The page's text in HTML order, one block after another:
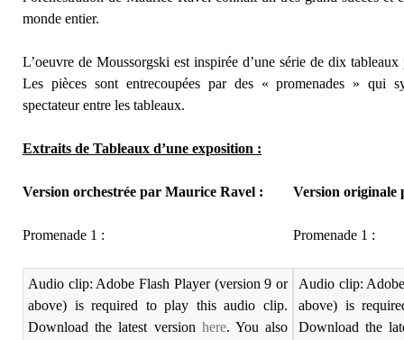
monde entier.
L’oeuvre de Moussorgski est inspirée d’une série de dix
Les pièces sont entrecoupées par des « promenades » qui
spectateur entre les tableaux.
Extraits de Tableaux d’une exposition :
Version orchestrée par Maurice Ravel : Version originale
Promenade 1 :
Audio clip: Adobe Flash Player (version 9 or
above) is required to play this audio clip.
Download the latest version here. You also
Promenade 1 :
Audio clip:
above) is
Download the